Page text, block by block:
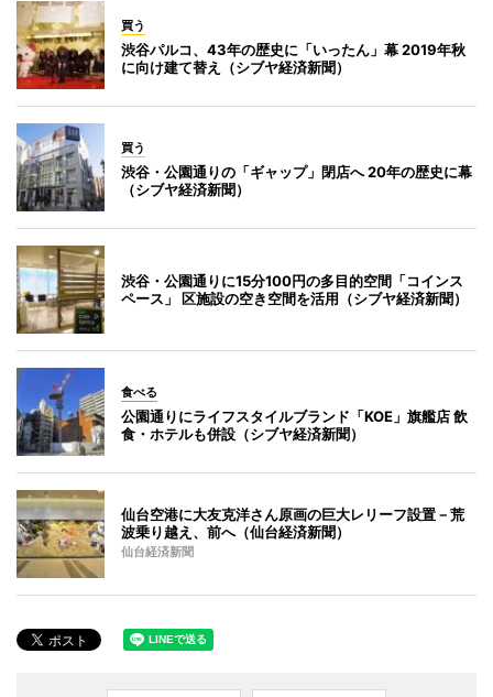
買う
渋谷パルコ、43年の歴史に「いったん」幕 2019年秋
に向け建て替え（シブヤ経済新聞）
買う
渋谷・公園通りの「ギャップ」閉店へ 20年の歴史に幕
（シブヤ経済新聞）
渋谷・公園通りに15分100円の多目的空間「コインス
ペース」 区施設の空き空間を活用（シブヤ経済新聞）
食べる
公園通りにライフスタイルブランド「KOE」旗艦店 飲
食・ホテルも併設（シブヤ経済新聞）
仙台空港に大友克洋さん原画の巨大レリーフ設置－荒
波乗り越え、前へ（仙台経済新聞）
仙台経済新聞